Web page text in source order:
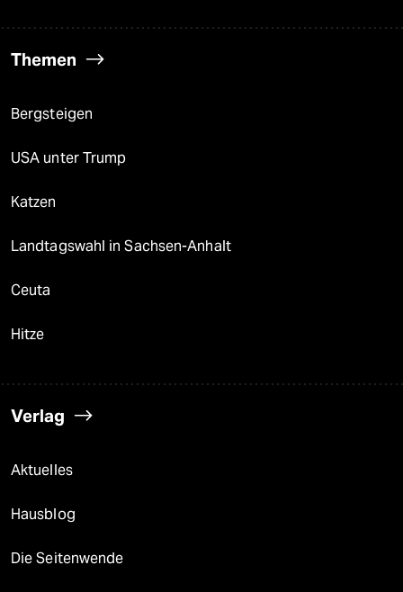
Themen
Bergsteigen
USA unter Trump
Katzen
Landtagswahl in Sachsen-Anhalt
Ceuta
Hitze
Verlag
Aktuelles
Hausblog
Die Seitenwende